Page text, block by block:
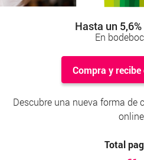
Hasta un
En
Compra y
Descubre una nueva forma de
Total